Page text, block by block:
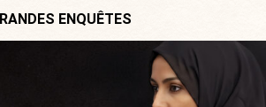
ENQUÊTES